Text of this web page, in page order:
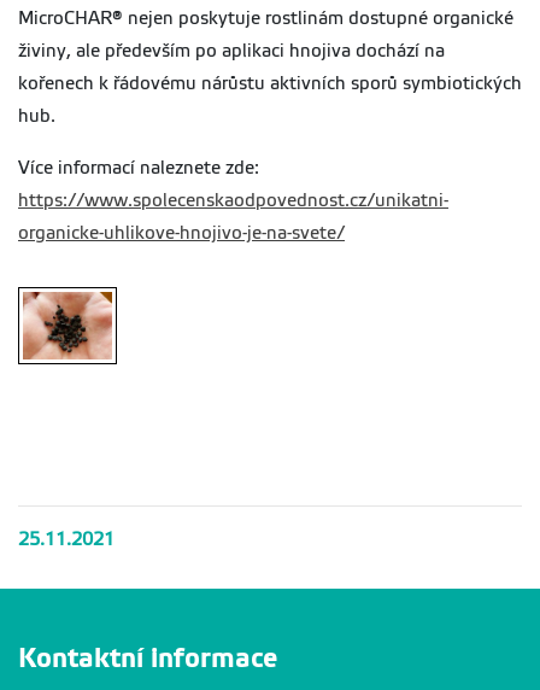
MicroCHAR® nejen poskytuje rostlinám dostupné organické
živiny, ale především po aplikaci hnojiva dochází na
kořenech k řádovému nárůstu aktivních sporů symbiotických
hub.
Více informací naleznete zde:
https://www.spolecenskaodpovednost.cz/unikatni-
organicke-uhlikove-hnojivo-je-na-svete/
25.11.2021
Kontaktní informace